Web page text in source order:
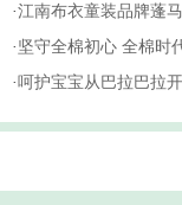
·江南布衣童装品牌蓬
· 坚守全棉初心 全棉时
·呵护宝宝从巴拉巴拉